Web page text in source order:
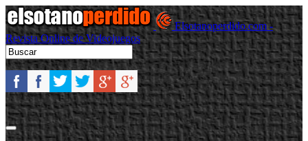
Elsotanoperdido.com -
Revista Online de Videojuegos